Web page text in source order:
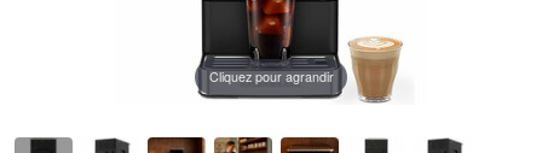
Cliquez pour agrandir